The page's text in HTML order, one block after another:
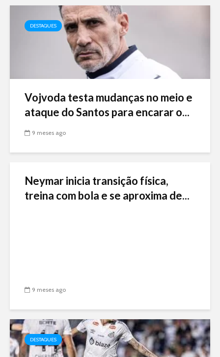
DESTAQUES
Vojvoda testa mudanças no meio e
ataque do Santos para encarar o...
9 meses ago
Neymar inicia transição física,
treina com bola e se aproxima de...
9 meses ago
DESTAQUES